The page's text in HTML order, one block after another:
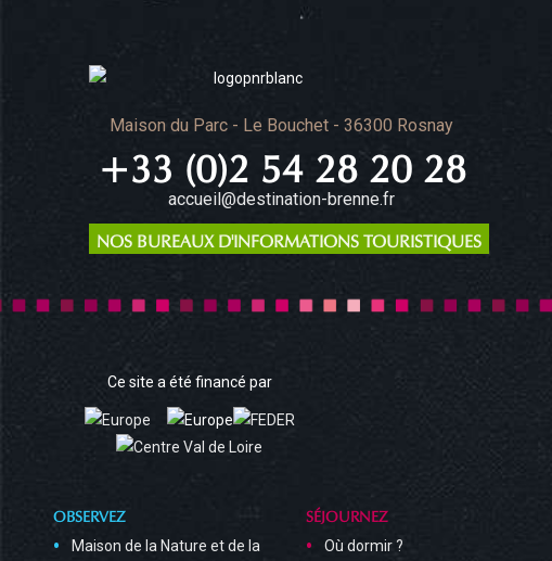
Maison du Parc - Le Bouchet - 36300 Rosnay
+33 (0)2 54 28 20 28
accueil@destination-brenne.fr
NOS BUREAUX D'INFORMATIONS TOURISTIQUES
Ce site a été financé par
OBSERVEZ
Maison de la Nature et de la
SÉJOURNEZ
Où dormir ?